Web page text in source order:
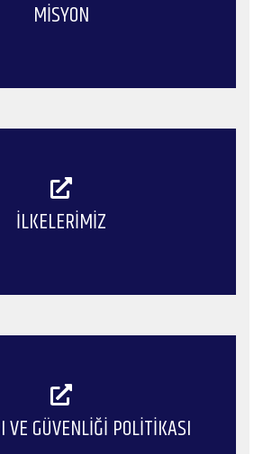
MISYON
İLKELERIMIZ
VE GÜVENLİĞİ POLİTİKASI